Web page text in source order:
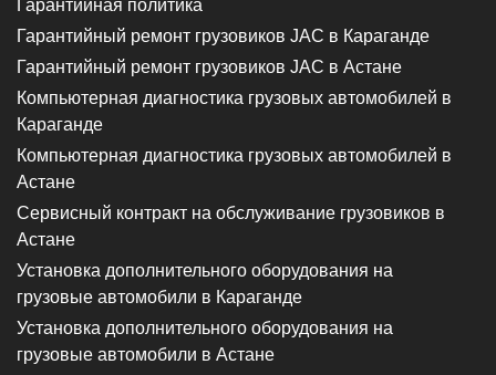
Гарантийная политика
Гарантийный ремонт грузовиков JAC в Караганде
Гарантийный ремонт грузовиков JAC в Астане
Компьютерная диагностика грузовых автомобилей в
Караганде
Компьютерная диагностика грузовых автомобилей в
Астане
Сервисный контракт на обслуживание грузовиков в
Астане
Установка дополнительного оборудования на
грузовые автомобили в Караганде
Установка дополнительного оборудования на
грузовые автомобили в Астане